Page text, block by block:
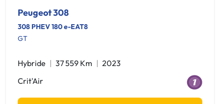
Peugeot 308
308 PHEV 180 e-EAT8
GT
Hybride 37 559 Km
2023
Crit'Air